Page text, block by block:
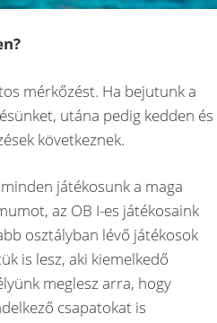
mérkőzést. Ha bejutunk a
utána pedig kedden és
következnek.
játékosunk a maga
az OB I-es játékosaink
osztályban lévő játékosok
is lesz, aki kiemelkedő
meglesz arra, hogy
csapatokat is